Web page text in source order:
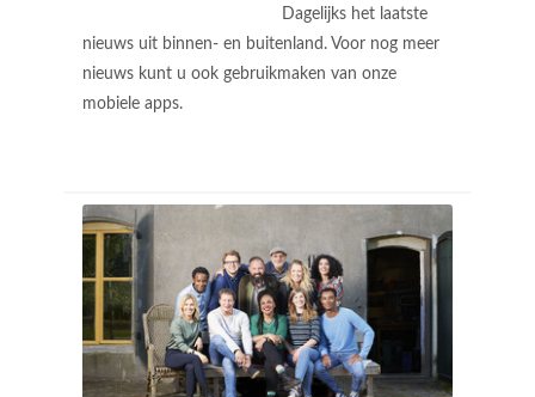
Dagelijks het laatste
nieuws uit binnen- en buitenland. Voor nog meer
nieuws kunt u ook gebruikmaken van onze
mobiele apps.